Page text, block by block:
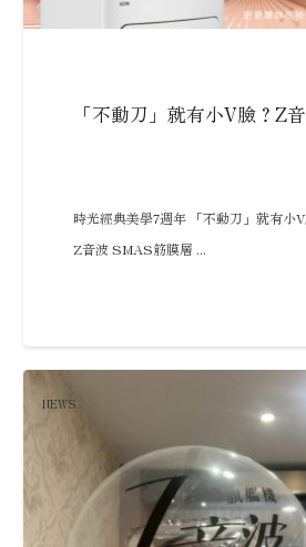
「不動刀」就有小V臉？Z
時光經典美學7週年 「不動刀」就有小
Z音波 SMAS筋膜層 ...
NEWS